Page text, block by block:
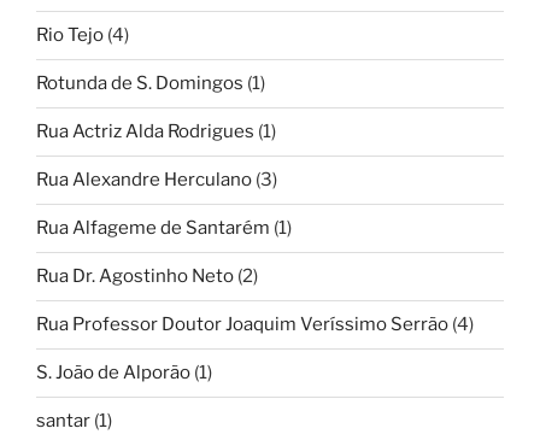
Rio Tejo (4)
Rotunda de S. Domingos (1)
Rua Actriz Alda Rodrigues (1)
Rua Alexandre Herculano (3)
Rua Alfageme de Santarém (1)
Rua Dr. Agostinho Neto (2)
Rua Professor Doutor Joaquim Veríssimo Serrão (4)
S. João de Alporão (1)
santar (1)